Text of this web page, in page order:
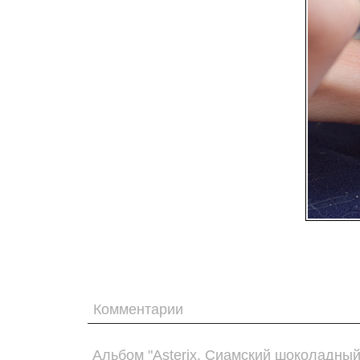
Комментарии
Альбом "Asterix. Сиамский